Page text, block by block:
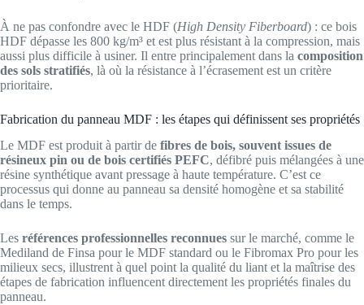
À ne pas confondre avec le HDF (High Density Fiberboard) : ce bois
HDF dépasse les 800 kg/m³ et est plus résistant à la compression, mais
aussi plus difficile à usiner. Il entre principalement dans la composition
des sols stratifiés, là où la résistance à l’écrasement est un critère
prioritaire.
Fabrication du panneau MDF : les étapes qui définissent ses propriétés
Le MDF est produit à partir de fibres de bois, souvent issues de
résineux pin ou de bois certifiés PEFC, défibré puis mélangées à une
résine synthétique avant pressage à haute température. C’est ce
processus qui donne au panneau sa densité homogène et sa stabilité
dans le temps.
Les références professionnelles reconnues sur le marché, comme le
Mediland de Finsa pour le MDF standard ou le Fibromax Pro pour les
milieux secs, illustrent à quel point la qualité du liant et la maîtrise des
étapes de fabrication influencent directement les propriétés finales du
panneau.